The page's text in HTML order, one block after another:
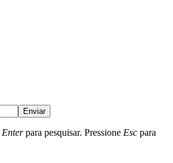
Enviar
Enterpara pesquisar. Pressione Esc para